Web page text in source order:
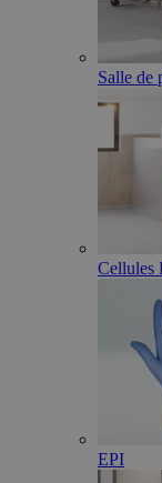
Salle de
Cellules
EPI